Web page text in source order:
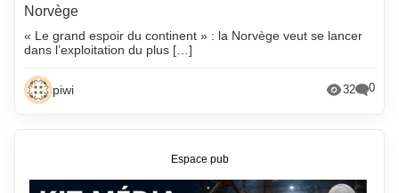
Norvège
« Le grand espoir du continent » : la Norvège veut se lancer
dans l’exploitation du plus […]
piwi 32 0
Espace pub